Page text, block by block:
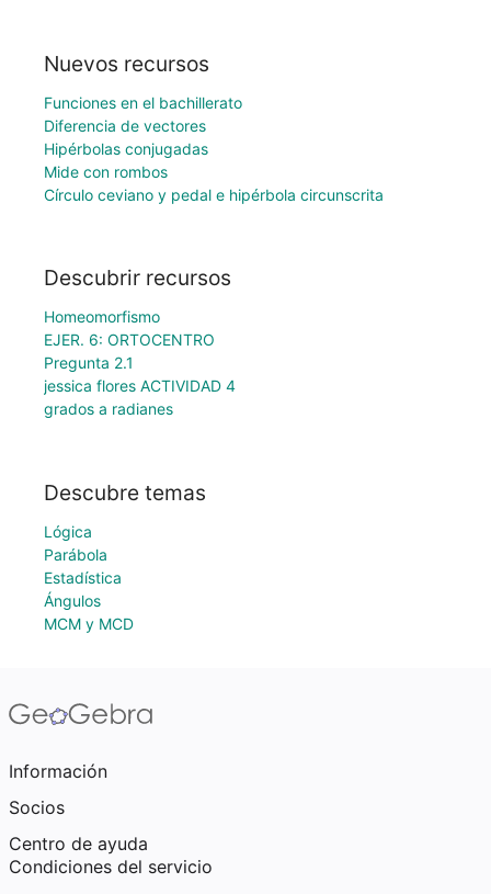
Nuevos recursos
Funciones en el bachillerato
Diferencia de vectores
Hipérbolas conjugadas
Mide con rombos
Círculo ceviano y pedal e hipérbola circunscrita
Descubrir recursos
Homeomorfismo
EJER. 6: ORTOCENTRO
Pregunta 2.1
jessica flores ACTIVIDAD 4
grados a radianes
Descubre temas
Lógica
Parábola
Estadística
Ángulos
MCM y MCD
Información
Socios
Centro de ayuda
Condiciones del servicio